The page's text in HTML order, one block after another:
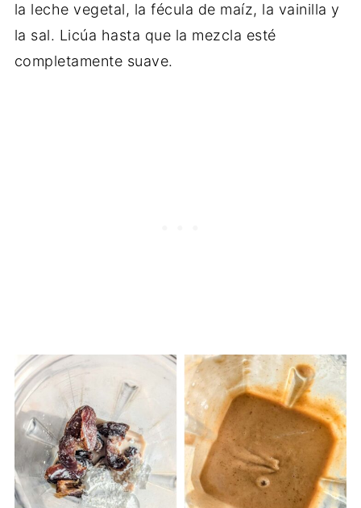
la leche vegetal, la fécula de maíz, la vainilla y
la sal. Licúa hasta que la mezcla esté
completamente suave.